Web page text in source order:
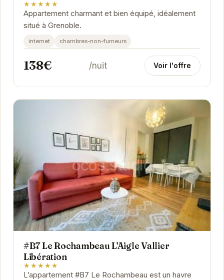
★★★★★
Appartement charmant et bien équipé, idéalement
situé à Grenoble.
internet chambres-non-fumeurs
138€ /nuit Voir l'offre
#B7 Le Rochambeau L'Aigle Vallier
Libération
★★★★★
L’appartement #B7 Le Rochambeau est un havre